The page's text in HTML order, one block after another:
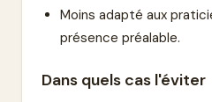
Moins adapté aux
présence préalable.
Dans quels cas l'éviter